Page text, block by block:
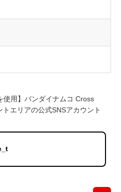
使用】バンダイナムコ Cross
エリアの公式SNSアカウント